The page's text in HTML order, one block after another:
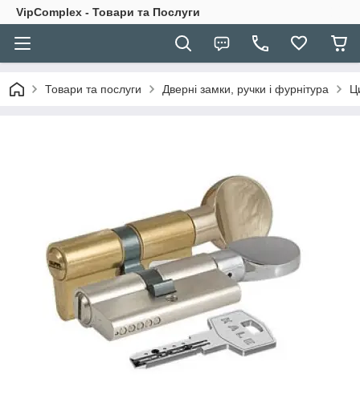
VipComplex - Товари та Послуги
Товари та послуги Дверні замки, ручки і фурнітура